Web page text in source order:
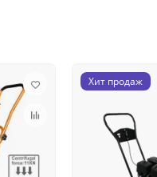
Хит продаж